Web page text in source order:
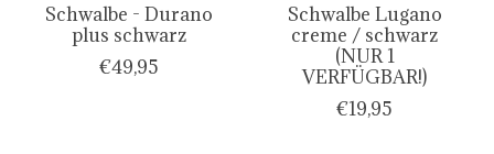
Schwalbe - Durano
plus schwarz
€49,95
Schwalbe Lugano
creme / schwarz
(NUR 1
VERFÜGBAR!)
€19,95